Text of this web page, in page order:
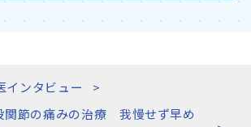
インタビュー
関節の痛みの治療 我慢せず早め